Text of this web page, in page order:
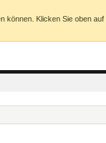
können. Klicken Sie oben